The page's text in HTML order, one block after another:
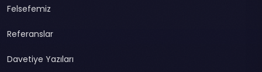
Felsefemiz
Referanslar
Davetiye Yazıları